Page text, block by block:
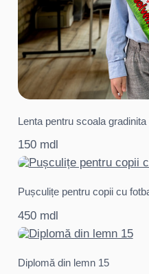
Lenta pentru scoala gradinita
150 mdl
Pușculițe pentru copii cu
450 mdl
Diplomă din lemn 15